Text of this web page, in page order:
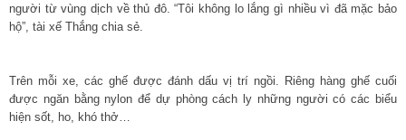
người từ vùng dịch về thủ đô. “Tôi không lo lắng gì nhiều vì đã mặc bảo
hộ”, tài xế Thắng chia sẻ.
Trên mỗi xe, các ghế được đánh dấu vị trí ngồi. Riêng hàng ghế cuối
được ngăn bằng nylon để dự phòng cách ly những người có các biểu
hiện sốt, ho, khó thở…